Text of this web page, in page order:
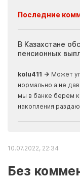
Последние
В Казахстане
пенсионных
kolu411 → Может
нормально а не
мы в банке берем
накопления
10.07.2022, 22:34
Без